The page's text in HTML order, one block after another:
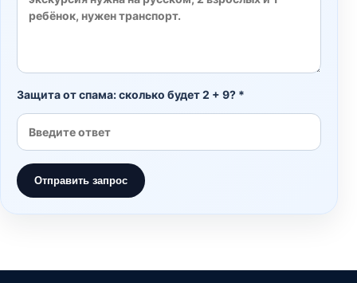
Защита от спама: сколько будет 2 + 9? *
Отправить запрос